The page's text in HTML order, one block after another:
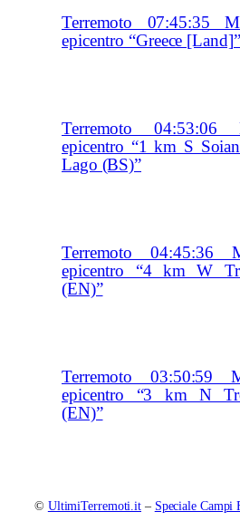
Terremoto 07:45:35
epicentro “Greece [Land]”
Terremoto 04:53:06
epicentro “1 km S
Lago (BS)”
Terremoto 04:45:36
epicentro “4 km W
(EN)”
Terremoto 03:50:59
epicentro “3 km N
(EN)”
© UltimiTerremoti.it – Speciale Campi